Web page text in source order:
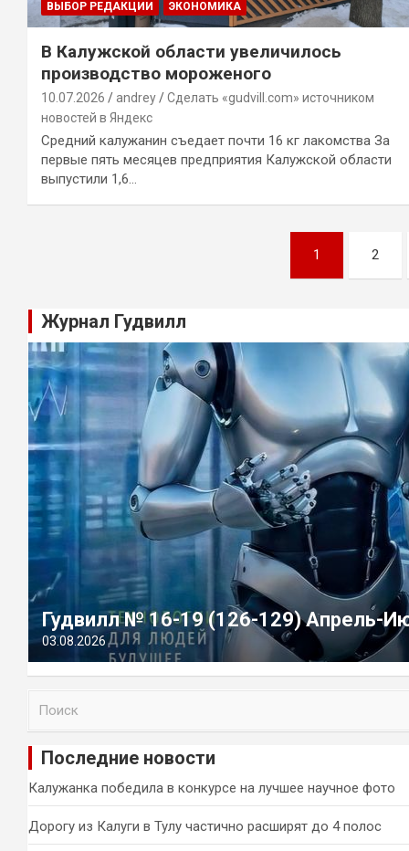
ВЫБОР РЕДАКЦИИ ЭКОНОМИКА
В Калужской области увеличилось
производство мороженого
10.07.2026 andrey
Сделать «gudvill.com» источником
новостей в Яндекс
Средний калужанин съедает почти 16 кг лакомства За
первые пять месяцев предприятия Калужской области
выпустили 1,6…
записям
1 2
Журнал Гудвилл
Гудвилл № 16-19 (126-129) Апрель-
03.08.2026
и
Последние новости
Калужанка победила в конкурсе на лучшее научное фото
Дорогу из Калуги в Тулу частично расширят до 4 полос